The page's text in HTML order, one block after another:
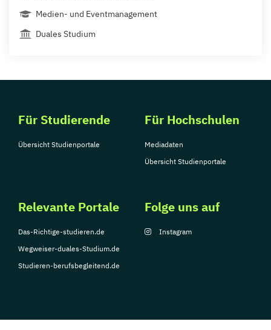
Medien- und Eventmanagement
Duales Studium
Für Studierende
Übersicht Studienportale
Für Hochschulen
Mediadaten
Übersicht Studienportale
Relevante Portale
Das-Richtige-studieren.de
Wegweiser-duales-Studium.de
Studieren-berufsbegleitend.de
Folge uns auf
Instagram